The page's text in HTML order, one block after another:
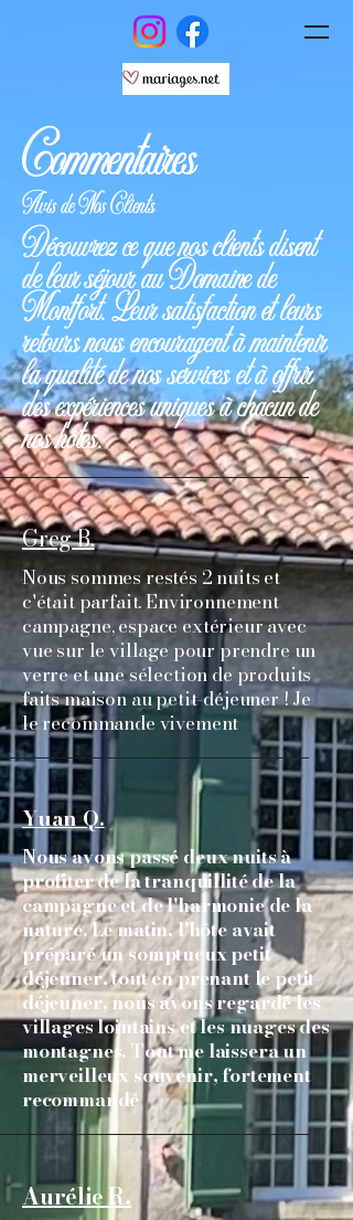
Commentaires
Avis de Nos Clients
Découvrez ce que nos clients disent
de leur séjour au Domaine de
Montfort. Leur satisfaction et leurs
retours nous encouragent à maintenir
la qualité de nos services et à offrir
des expériences uniques à chacun de
nos hôtes.
Greg B.
Nous sommes restés 2 nuits et
c'était parfait. Environnement
campagne, espace extérieur avec
vue sur le village pour prendre un
verre et une sélection de produits
faits maison au petit-déjeuner ! Je
le recommande vivement
Yuan Q.
Nous avons passé deux nuits à
profiter de la tranquillité de la
campagne et de l'harmonie de la
nature. Le matin, l'hôte avait
préparé un somptueux petit-
déjeuner, tout en prenant le petit-
déjeuner, nous avons regardé les
villages lointains et les nuages ​​des
montagnes. Tout me laissera un
merveilleux souvenir, fortement
recommandé
Aurélie R.